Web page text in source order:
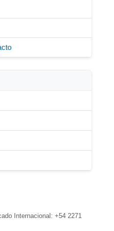
Internacional: +54 2271